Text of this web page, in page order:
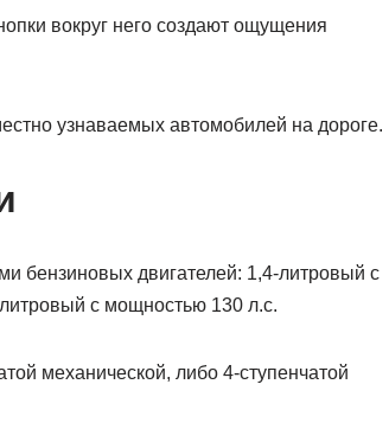
вокруг него создают ощущения
узнаваемых автомобилей на дороге.
бензиновых двигателей: 1,4-литровый с
с мощностью 130 л.с.
механической, либо 4-ступенчатой